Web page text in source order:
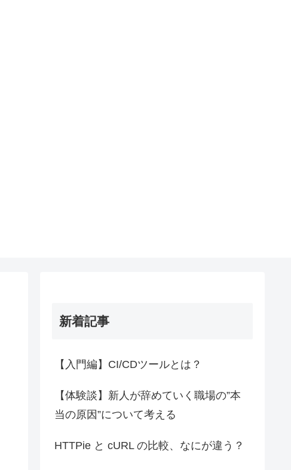
新着記事
【入門編】CI/CDツールとは？
【体験談】新人が辞めていく職場の”本
当の原因”について考える
HTTPie と cURL の比較、なにが違う？